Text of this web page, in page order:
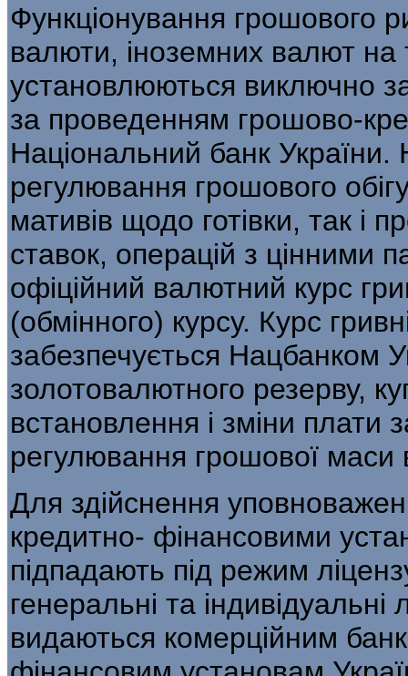
Функціонування грошового
валюти, іноземних валют на
установлюються виключно
за проведенням грошово-
Національний банк України.
регулювання грошового
мативів щодо готівки, так і
ставок, опе­рацій з цінними
офіційний валютний курс
(обмінного) курсу. Курс
забезпечується Нацбанком
золотовалютного резерву,
встановлення і зміни плати
регулюван­ня грошової маси
Для здійснення
кредитно- фінансовими
підпадають під режим
генеральні та індивідуальні
видаються комерційним